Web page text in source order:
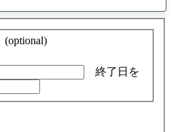
ア
ド
バ
イ
検
索
(optional)
終了日を